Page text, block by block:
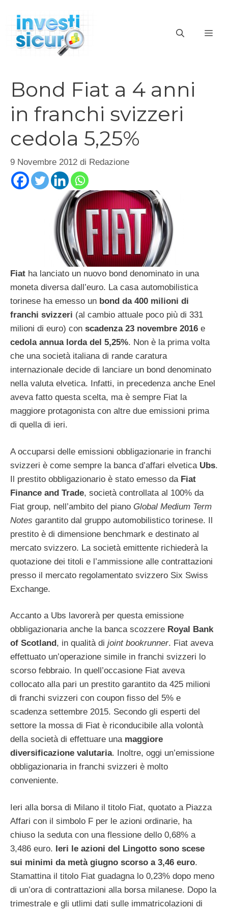
contenuto
Bond Fiat a 4 anni
in franchi svizzeri
cedola 5,25%
9 Novembre 2012 di Redazione
Fiat ha lanciato un nuovo bond denominato in una
moneta diversa dall’euro. La casa automobilistica
torinese ha emesso un bond da 400 milioni di
franchi svizzeri (al cambio attuale poco più di 331
milioni di euro) con scadenza 23 novembre 2016 e
cedola annua lorda del 5,25%. Non è la prima volta
che una società italiana di rande caratura
internazionale decide di lanciare un bond denominato
nella valuta elvetica. Infatti, in precedenza anche Enel
aveva fatto questa scelta, ma è sempre Fiat la
maggiore protagonista con altre due emissioni prima
di quella di ieri.
A occuparsi delle emissioni obbligazionarie in franchi
svizzeri è come sempre la banca d’affari elvetica Ubs.
Il prestito obbligazionario è stato emesso da Fiat
Finance and Trade, società controllata al 100% da
Fiat group, nell’ambito del piano Global Medium Term
Notes garantito dal gruppo automobilistico torinese. Il
prestito è di dimensione benchmark e destinato al
mercato svizzero. La società emittente richiederà la
quotazione dei titoli e l’ammissione alle contrattazioni
presso il mercato regolamentato svizzero Six Swiss
Exchange.
Accanto a Ubs lavorerà per questa emissione
obbligazionaria anche la banca scozzere Royal Bank
of Scotland , in qualità di joint bookrunner. Fiat aveva
effettuato un’operazione simile in franchi svizzeri lo
scorso febbraio. In quell’occasione Fiat aveva
collocato alla pari un prestito garantito da 425 milioni
di franchi svizzeri con coupon fisso del 5% e
scadenza settembre 2015. Secondo gli esperti del
settore la mossa di Fiat è riconducibile alla volontà
della società di effettuare una maggiore
diversificazione valutaria. Inoltre, oggi un’emissione
obbligazionaria in franchi svizzeri è molto
conveniente.
Ieri alla borsa di Milano il titolo Fiat, quotato a Piazza
Affari con il simbolo F per le azioni ordinarie, ha
chiuso la seduta con una flessione dello 0,68% a
3,486 euro. Ieri le azioni del Lingotto sono scese
sui minimi da metà giugno scorso a 3,46 euro.
Stamattina il titolo Fiat guadagna lo 0,23% dopo meno
di un’ora di contrattazioni alla borsa milanese. Dopo la
trimestrale e gli utlimi dati sulle immatricolazioni di